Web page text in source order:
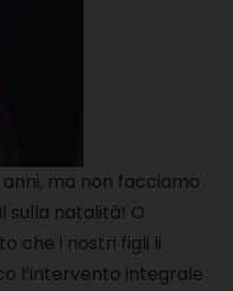
ma non facciamo
sulla natalità! O
che i nostri figli li
l’intervento integrale